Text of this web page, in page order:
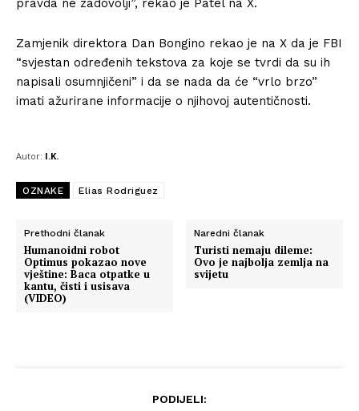
Info
pravda ne zadovolji”, rekao je Patel na X.
Zamjenik direktora Dan Bongino rekao je na X da je FBI
“svjestan određenih tekstova za koje se tvrdi da su ih
napisali osumnjičeni” i da se nada da će “vrlo brzo”
imati ažurirane informacije o njihovoj autentičnosti.
Autor: I.K.
OZNAKE Elias Rodriguez
Prethodni članak
Humanoidni robot
Optimus pokazao nove
vještine: Baca otpatke u
kantu, čisti i usisava
(VIDEO)
Naredni članak
Turisti nemaju dileme:
Ovo je najbolja zemlja na
svijetu
PODIJELI: